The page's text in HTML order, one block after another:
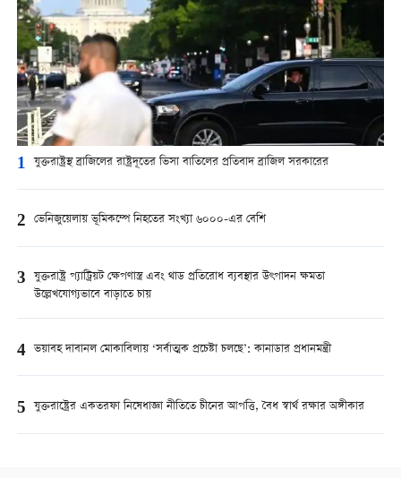
1 যুক্তরাষ্ট্রস্থ ব্রাজিলের রাষ্ট্রদূতের ভিসা বাতিলের প্রতিবাদ ব্রাজিল সরকারের
2 ভেনিজুয়েলায় ভূমিকম্পে নিহতের সংখ্যা ৬০০০-এর বেশি
3 যুক্তরাষ্ট্র প্যাট্রিয়ট ক্ষেপণাস্ত্র এবং থাড প্রতিরোধ ব্যবস্থার উৎপাদন ক্ষমতা
উল্লেখযোগ্যভাবে বাড়াতে চায়
4 ভয়াবহ দাবানল মোকাবিলায় ‘সর্বাত্মক প্রচেষ্টা চলছে’: কানাডার প্রধানমন্ত্রী
5 যুক্তরাষ্ট্রের একতরফা নিষেধাজ্ঞা নীতিতে চীনের আপত্তি, বৈধ স্বার্থ রক্ষার অঙ্গীকার